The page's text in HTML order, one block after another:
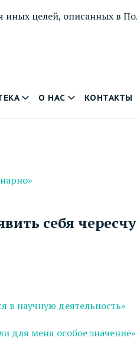
иных целей, описанных в
О НАС КОНТАКТЫ
себя
в научную деятельность»
для меня особое значение»